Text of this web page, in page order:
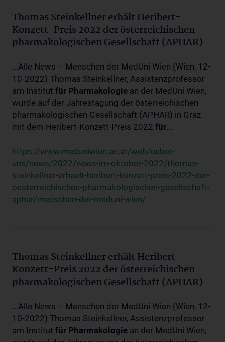
Thomas Steinkellner erhält Heribert-
Konzett-Preis 2022 der österreichischen
pharmakologischen Gesellschaft (APHAR)
...Alle News – Menschen der MedUni Wien (Wien, 12-
10-2022) Thomas Steinkellner, Assistenzprofessor
am Institut für Pharmakologie an der MedUni Wien,
wurde auf der Jahrestagung der österreichischen
pharmakologischen Gesellschaft (APHAR) in Graz
mit dem Heribert-Konzett-Preis 2022 für...
https://www.meduniwien.ac.at/web/ueber-
uns/news/2022/news-im-oktober-2022/thomas-
steinkellner-erhaelt-heribert-konzett-preis-2022-der-
oesterreichischen-pharmakologischen-gesellschaft-
aphar/menschen-der-meduni-wien/
Thomas Steinkellner erhält Heribert-
Konzett-Preis 2022 der österreichischen
pharmakologischen Gesellschaft (APHAR)
...Alle News – Menschen der MedUni Wien (Wien, 12-
10-2022) Thomas Steinkellner, Assistenzprofessor
am Institut für Pharmakologie an der MedUni Wien,